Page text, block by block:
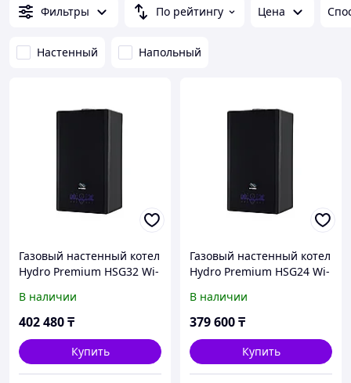
Фильтры По рейтингу Цена
Настенный Напольный
Газовый настенный котел
Hydro Premium HSG32 Wi-
В наличии
402 480₸
Купить
Газовый настенный котел
Hydro Premium HSG24 Wi-
В наличии
379 600₸
Купить